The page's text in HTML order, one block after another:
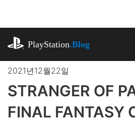
로
뛰
PlayStation.Blog
2021년12월22일
STRANGER OF
FINAL FANTASY